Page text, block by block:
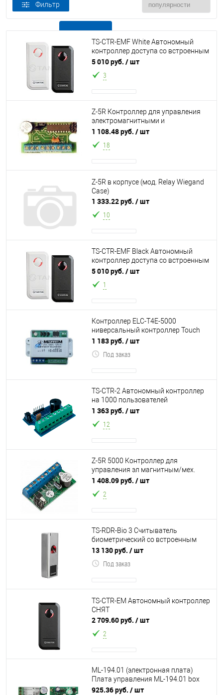
Фильтр
TS-CTR-EMF White Автономный
контроллер доступа со встроенным
считывателем карт форматов EM-
5 010 руб. / шт
3
Z-5R Контроллер для управления
электромагнитными и
электромеханическими замками, до
1 108.48 руб. / шт
18
Z-5R в корпусе (мод. Relay Wiegand
Case)
1 333.22 руб. / шт
10
TS-CTR-EMF Black Автономный
контроллер доступа со встроенным
считывателем карт форматов EM-
5 010 руб. / шт
1
Контроллер ELC-T4E-5000
ниверсальный контроллер Touch
Memory. Работает с ключами
1 183 руб. / шт
Под заказ
TS-CTR-2 Автономный контроллер
на 1000 пользователей
предназначен для создания
1 363 руб. / шт
12
Z-5R 5000 Контроллер для
управления эл магнитным/мех.
замком, до 5000 пользователей
1 408.09 руб. / шт
2
TS-RDR-Bio 3 Считыватель
биометрический со встроенным
контроллером доступа и
13 130 руб. / шт
Под заказ
TS-CTR-EM Автономный контроллер
СНЯТ
2 709.60 руб. / шт
2
ML-194.01 (электронная плата)
Плата управления ML-194.01 box
используется в системах контроля
925.36 руб. / шт